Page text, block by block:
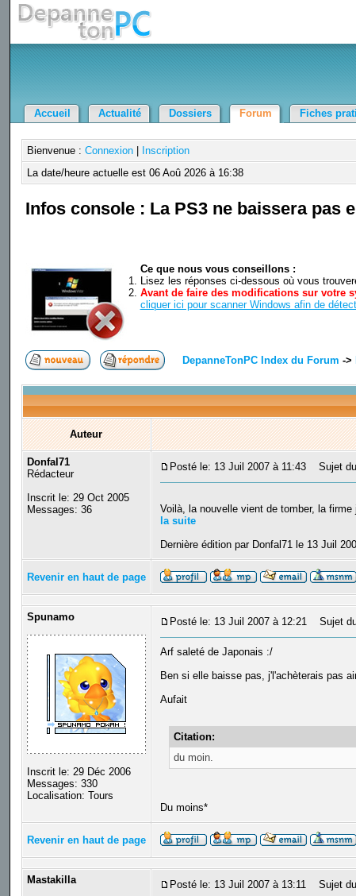
Accueil Actualité Dossiers Forum Fiches
Bienvenue : Connexion|
Inscription
La date/heure actuelle est 06 Aoû 2026 à 16:38
Infos console : La PS3 ne baissera pas
Ce que nous vous conseillons :
Lisez les réponses ci-dessous où vous
Avant de faire des modifications sur votre
cliquer ici pour scanner Windows afin de
DepanneTonPC Index du Forum ->
Auteur
Donfal71
Rédacteur
Inscrit le: 29 Oct 2005
Messages: 36
Posté le: 13 Juil 2007 à 11:43 Sujet
Voilà, la nouvelle vient de tomber, la
la suite
Dernière édition par Donfal71 le 13 Juil
Revenir en haut de page
Spunamo
Inscrit le: 29 Déc 2006
Messages: 330
Localisation: Tours
Posté le: 13 Juil 2007 à 12:21 Sujet
Arf saleté de Japonais :/
Ben si elle baisse pas, j'l'achèterais pas
Aufait
Citation:
du moin.
Du moins*
Revenir en haut de page
Mastakilla Posté le: 13 Juil 2007 à 13:11 Sujet